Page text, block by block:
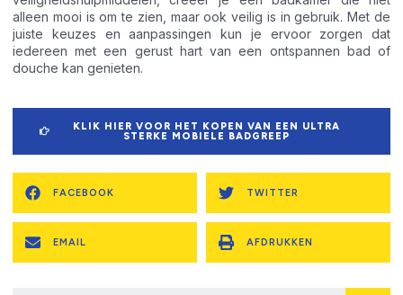
alleen mooi is om te zien, maar ook veilig is in gebruik. Met de
juiste keuzes en aanpassingen kun je ervoor zorgen dat
iedereen met een gerust hart van een ontspannen bad of
douche kan genieten.
KLIK HIER VOOR HET KOPEN VAN EEN ULTRA
STERKE MOBIELE BADGREEP
FACEBOOK TWITTER
EMAIL AFDRUKKEN